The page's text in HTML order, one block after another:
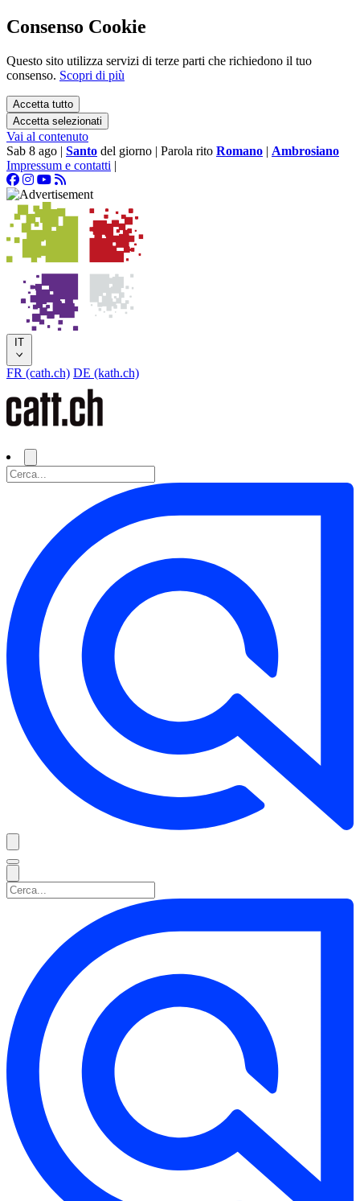
Consenso Cookie
Questo sito utilizza servizi di terze parti che richiedono il tuo
consenso. Scopri di più
Accetta tutto
Accetta selezionati
Vai al contenuto
Sab 8 ago | Santo del giorno | Parola rito Romano | Ambrosiano
Impressum e contatti |
IT
FR (cath.ch) DE (kath.ch)